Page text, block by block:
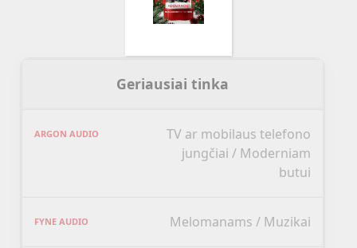
Geriausiai tinka
TV ar mobilaus telefono
jungčiai / Moderniam
butui
Melomanams / Muzikai